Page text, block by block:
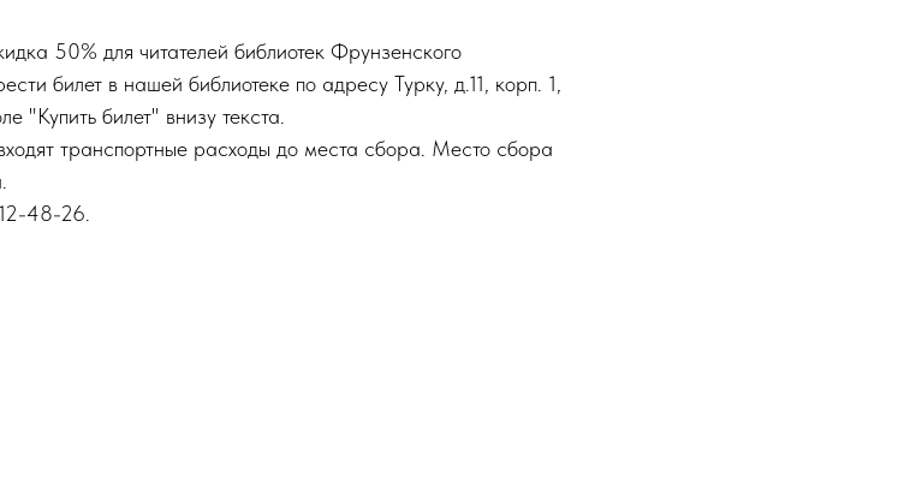
50% для читателей библиотек Фрунзенского
билет в нашей библиотеке по адресу Турку, д.11, корп. 1,
"Купить билет" внизу текста.
транспортные расходы до места сбора. Место сбора
48-26.